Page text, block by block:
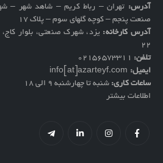
آدرس: تهران – رباط کریم – شاهد شهر –
صنعت پنجم – کوچه گلهای سوم – پلاک 17
آدرس کارخانه:
۲۲
تلفن: 02156573311
ایمیل: info[at]azarteyf.com
ساعات کاری: شنبه تا چهارشنبه 9 الی 18
اطلاعات بیشتر